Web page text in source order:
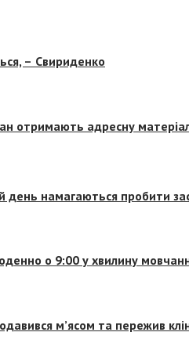
– Свириденко
отримають адресну
день намагаються пробити
о 9:00 у хвилину
м’ясом та пережив